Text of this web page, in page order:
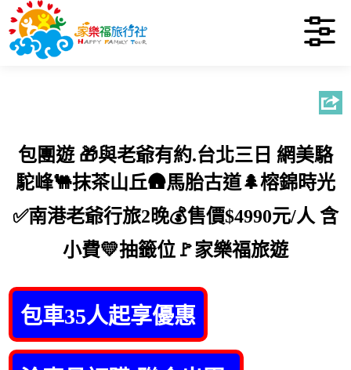
包團遊 🎁與老爺有約.台北三日 網美駱
駝峰🐫抹茶山丘🛖馬胎古道🌲榕錦時光
✅南港老爺行旅2晚💰售價$4990元/人 含
小費💛抽籤位🚩家樂福旅遊
包車35人起享優惠